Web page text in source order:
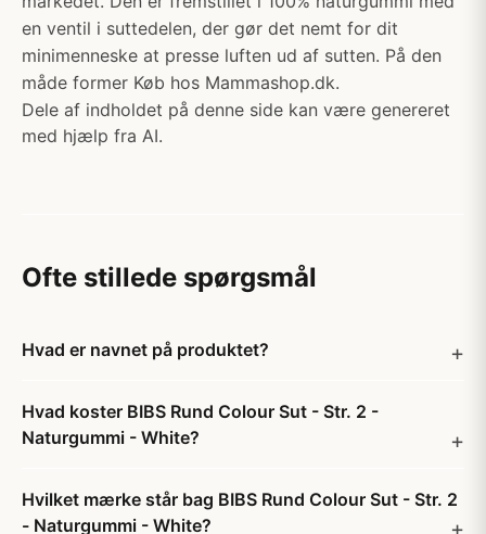
en ventil i suttedelen, der gør det nemt for dit
minimenneske at presse luften ud af sutten. På den
måde former Køb hos Mammashop.dk.
Dele af indholdet på denne side kan være genereret
med hjælp fra AI.
Ofte stillede spørgsmål
Hvad er navnet på produktet?
Hvad koster BIBS Rund Colour Sut - Str. 2 -
Naturgummi - White?
Hvilket mærke står bag BIBS Rund Colour Sut - Str. 2
- Naturgummi - White?